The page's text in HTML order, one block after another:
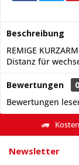
Beschreibung
REMIGE
Distanz für
Bewertungen
0
Bewertungen
Newsletter